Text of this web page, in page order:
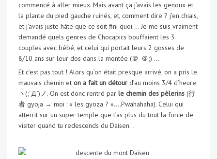
commencé à aller mieux. Mais avant ça j’avais les genoux et
la plante du pied gauche ruinés, et, comment dire ? j’en chiais,
et j’avais juste hâte que ce soit fini quoi…. Je me suis vraiment
demandé quels genres de Chocapics bouffaient les 3
couples avec bébé, et celui qui portait leurs 2 gosses de
8/10 ans sur leur dos dans la montée (＠_＠;) …
Et c’est pas tout ! Alors qu’on était presque arrivé, on a pris le
mauvais chemin et on a fait un détour d’au moins 3/4 d’heure
ヽ(;´Д`)ノ. On est donc rentré par le chemin des pèlerins (行
者 gyoja → moi : « les gyoza ? »….Pwahahaha). Celui qui
atterrit sur un super temple que t’as plus du tout la force de
visiter quand tu redescends du Daisen…